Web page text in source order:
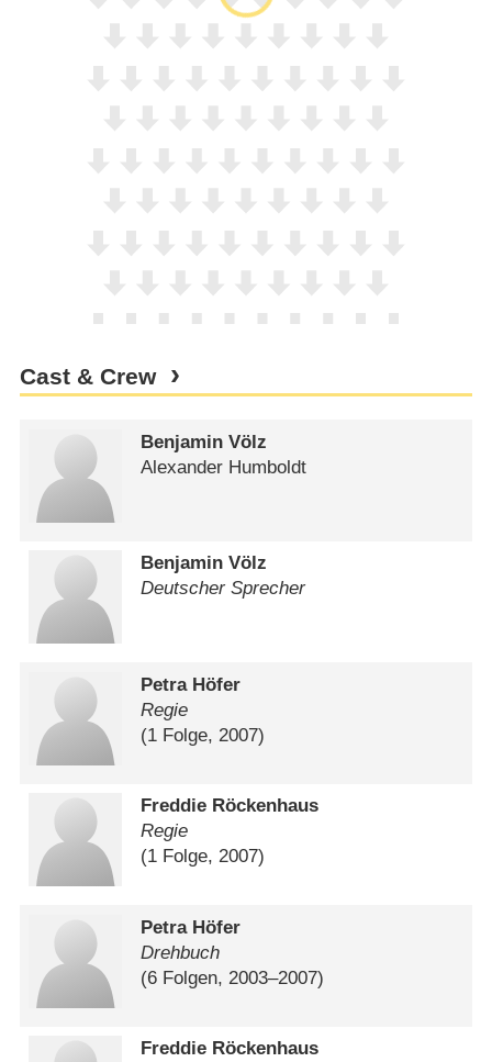
Cast & Crew
Benjamin Völz
Alexander Humboldt
Benjamin Völz
Deutscher Sprecher
Petra Höfer
Regie
(1 Folge, 2007)
Freddie Röckenhaus
Regie
(1 Folge, 2007)
Petra Höfer
Drehbuch
(6 Folgen, 2003⁠–⁠2007)
Freddie Röckenhaus